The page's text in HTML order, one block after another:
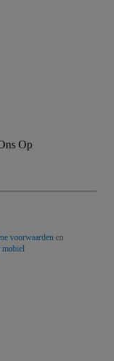
Op
voorwaarden en